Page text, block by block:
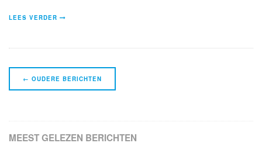
LEES VERDER
Navigatie
Berichten
← OUDERE BERICHTEN
MEEST GELEZEN BERICHTEN